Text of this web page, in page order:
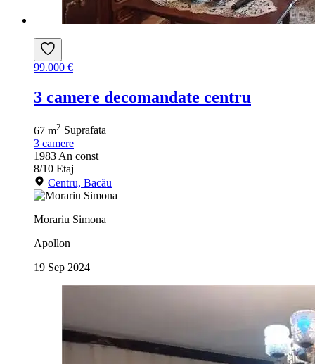
99.000 €
3 camere decomandate centru
67 m2 Suprafata
3 camere
1983 An const
8/10 Etaj
Centru, Bacău
Morariu Simona
Apollon
19 Sep 2024